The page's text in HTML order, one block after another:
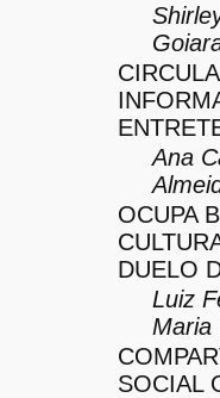
Ana
OCUPA
DUELO
Luiz
Maria
SOCIAL